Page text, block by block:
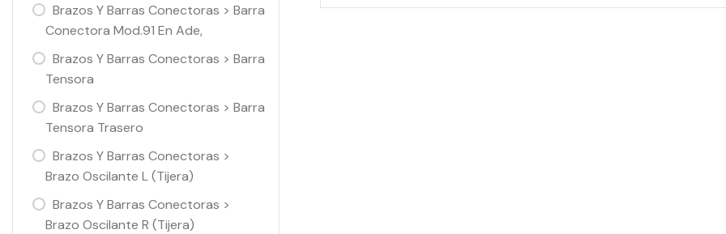
Brazos Y Barras Conectoras > Barra
Conectora Mod.91 En Ade,
Brazos Y Barras Conectoras > Barra
Tensora
Brazos Y Barras Conectoras > Barra
Tensora Trasero
Brazos Y Barras Conectoras >
Brazo Oscilante L (Tijera)
Brazos Y Barras Conectoras >
Brazo Oscilante R (Tijera)